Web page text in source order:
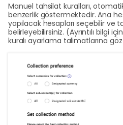
Manuel tahsilat kuralları,
benzerlik göstermektedir. Ana
yapılacak hesapları seçebilir ve
belirleyebilirsiniz. (Ayrıntılı bilgi
kuralı ayarlama talimatlarına